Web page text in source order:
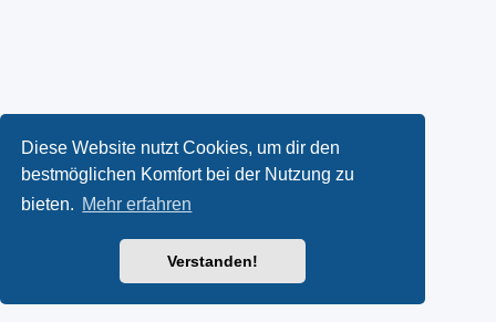
Diese Website nutzt Cookies, um dir den
bestmöglichen Komfort bei der Nutzung zu
bieten. Mehr erfahren
Verstanden!